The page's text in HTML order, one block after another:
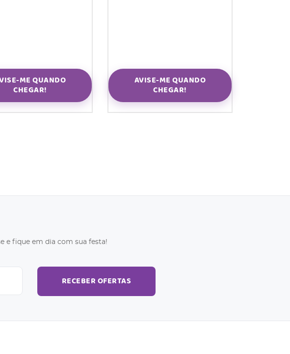
ME QUANDO
CHEGAR!
AVISE-ME QUANDO
CHEGAR!
e fique em dia com sua festa!
RECEBER OFERTAS